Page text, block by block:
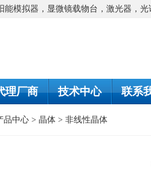
模拟器，显微镜载物台，激光器，
理厂商 技术中心 联系
品中心 > 晶体 > 非线性晶体